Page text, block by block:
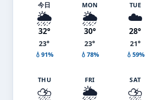
今日
🌦️
32°
23°
💧91%
MON
🌦️
30°
23°
💧78%
TUE
☁️
28°
21°
💧59%
THU
⛈️
FRI
🌦️
SAT
⛈️